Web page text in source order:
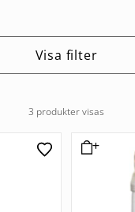
Visa filter
3 produkter visas